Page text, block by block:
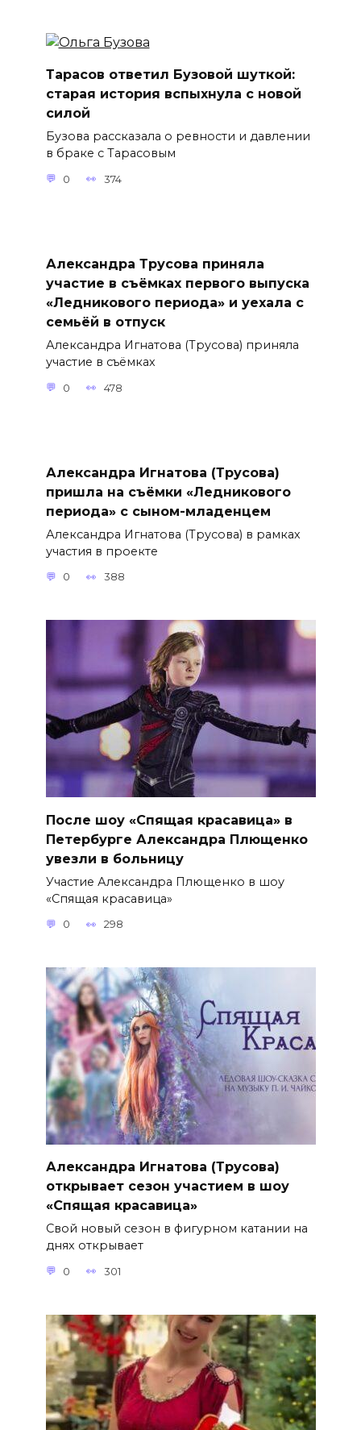
Тарасов ответил Бузовой шуткой:
старая история вспыхнула с новой
силой
Бузова рассказала о ревности и давлении
в браке с Тарасовым
0 374
Александра Трусова приняла
участие в съёмках первого выпуска
«Ледникового периода» и уехала с
семьёй в отпуск
Александра Игнатова (Трусова) приняла
участие в съёмках
0 478
Александра Игнатова (Трусова)
пришла на съёмки «Ледникового
периода» с сыном-младенцем
Александра Игнатова (Трусова) в рамках
участия в проекте
0 388
После шоу «Спящая красавица» в
Петербурге Александра Плющенко
увезли в больницу
Участие Александра Плющенко в шоу
«Спящая красавица»
0 298
Александра Игнатова (Трусова)
открывает сезон участием в шоу
«Спящая красавица»
Свой новый сезон в фигурном катании на
днях открывает
0 301